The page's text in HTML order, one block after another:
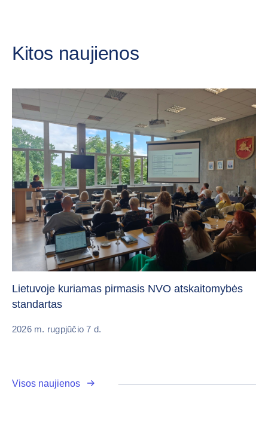
Kitos naujienos
Lietuvoje kuriamas pirmasis NVO atskaitomybės
standartas
2026 m. rugpjūčio 7 d.
Visos naujienos